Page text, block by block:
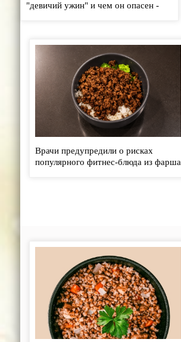
"девичий ужин" и чем он опасен -
Врачи предупредили о рисках
популярного фитнес-блюда из фарша